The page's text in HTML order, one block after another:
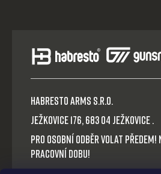
HABRESTO ARMS s.r.o.
Ježkovice 176, 683 04 Ježkovice .
Pro osobní odběr volat předem!
pracovní dobu!